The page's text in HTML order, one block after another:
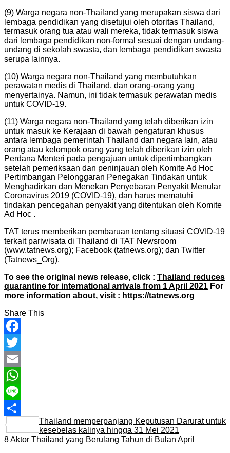
(9) Warga negara non-Thailand yang merupakan siswa dari
lembaga pendidikan yang disetujui oleh otoritas Thailand,
termasuk orang tua atau wali mereka, tidak termasuk siswa
dari lembaga pendidikan non-formal sesuai dengan undang-
undang di sekolah swasta, dan lembaga pendidikan swasta
serupa lainnya.
(10) Warga negara non-Thailand yang membutuhkan
perawatan medis di Thailand, dan orang-orang yang
menyertainya. Namun, ini tidak termasuk perawatan medis
untuk COVID-19.
(11) Warga negara non-Thailand yang telah diberikan izin
untuk masuk ke Kerajaan di bawah pengaturan khusus
antara lembaga pemerintah Thailand dan negara lain, atau
orang atau kelompok orang yang telah diberikan izin oleh
Perdana Menteri pada pengajuan untuk dipertimbangkan
setelah pemeriksaan dan peninjauan oleh Komite Ad Hoc
Pertimbangan Pelonggaran Penegakan Tindakan untuk
Menghadirkan dan Menekan Penyebaran Penyakit Menular
Coronavirus 2019 (COVID-19), dan harus mematuhi
tindakan pencegahan penyakit yang ditentukan oleh Komite
Ad Hoc .
TAT terus memberikan pembaruan tentang situasi COVID-19
terkait pariwisata di Thailand di TAT Newsroom
(www.tatnews.org); Facebook (tatnews.org); dan Twitter
(Tatnews_Org).
To see the original news release, click : Thailand reduces
quarantine for international arrivals from 1 April 2021 For
more information about, visit : https://tatnews.org
Share This
Facebook
Twitter
Email
WhatsApp
Line
Share
Thailand memperpanjang Keputusan Darurat untuk
kesebelas kalinya hingga 31 Mei 2021
8 Aktor Thailand yang Berulang Tahun di Bulan April